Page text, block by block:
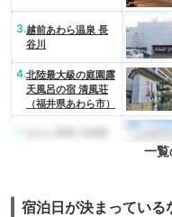
3.越前あわら温泉 長
谷川
4.北陸最大級の庭園露
天風呂の宿 清風荘
（福井県あわら市）
一覧
宿泊日が決まっている